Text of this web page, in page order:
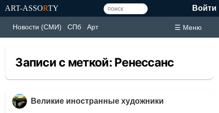
ART-ASSORTY Войти
Новости (СМИ) СПб Арт ☰ Меню
Записи с меткой: Ренессанс
Великие иностранные художники